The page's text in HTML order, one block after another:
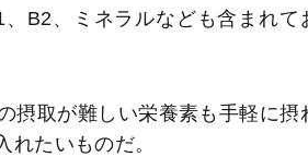
B2、ミネラルなども含まれて
摂取が難しい栄養素も手軽に摂
たいものだ。